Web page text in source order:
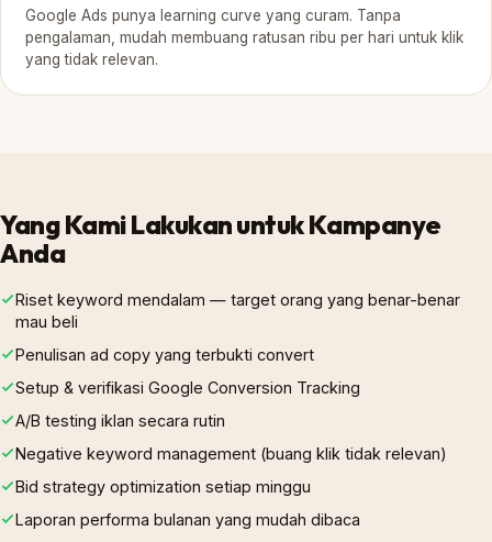
Google Ads punya learning curve yang curam. Tanpa
pengalaman, mudah membuang ratusan ribu per hari untuk klik
yang tidak relevan.
Yang Kami Lakukan untuk Kampanye
Anda
Riset keyword mendalam — target orang yang benar-benar
mau beli
Penulisan ad copy yang terbukti convert
Setup & verifikasi Google Conversion Tracking
A/B testing iklan secara rutin
Negative keyword management (buang klik tidak relevan)
Bid strategy optimization setiap minggu
Laporan performa bulanan yang mudah dibaca